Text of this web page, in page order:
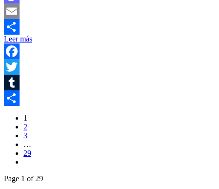
Mastodon
Email
Compartir
Leer más
Facebook
Twitter
Tumblr
Compartir
1
2
3
…
29
Page 1 of 29